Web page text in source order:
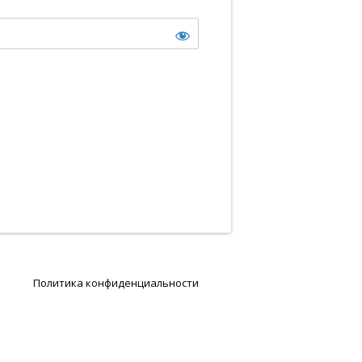
Политика конфиденциальности